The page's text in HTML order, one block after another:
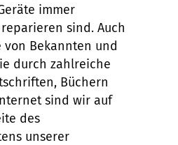
immer
sind. Auch
Bekannten und
durch zahlreiche
Büchern
sind wir auf
des
unserer